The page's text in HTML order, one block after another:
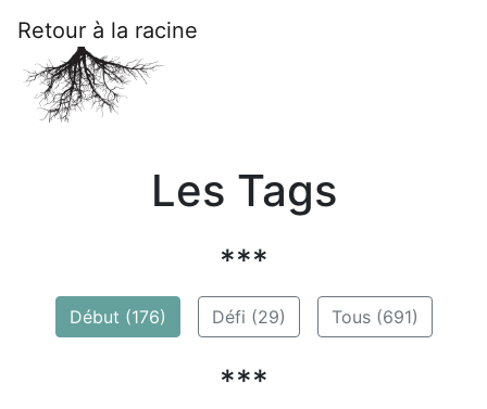
Retour à la racine
Les Tags
***
Début (176) Défi (29) Tous (691)
***